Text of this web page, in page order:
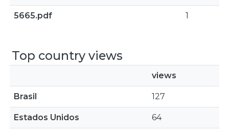
5665.pdf 1
Top country views
views
Brasil 127
Estados Unidos 64